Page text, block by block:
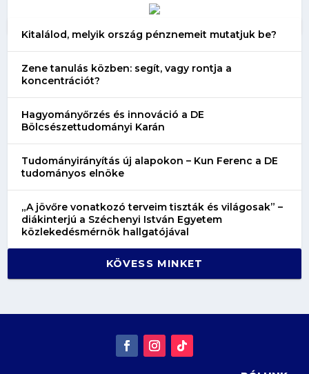
Kitalálod, melyik ország pénznemeit mutatjuk be?
Zene tanulás közben: segít, vagy rontja a
koncentrációt?
Hagyományőrzés és innováció a DE
Bölcsészettudományi Karán
Tudományirányítás új alapokon – Kun Ferenc a DE
tudományos elnöke
„A jövőre vonatkozó terveim tiszták és világosak” –
diákinterjú a Széchenyi István Egyetem
közlekedésmérnök hallgatójával
KÖVESS MINKET